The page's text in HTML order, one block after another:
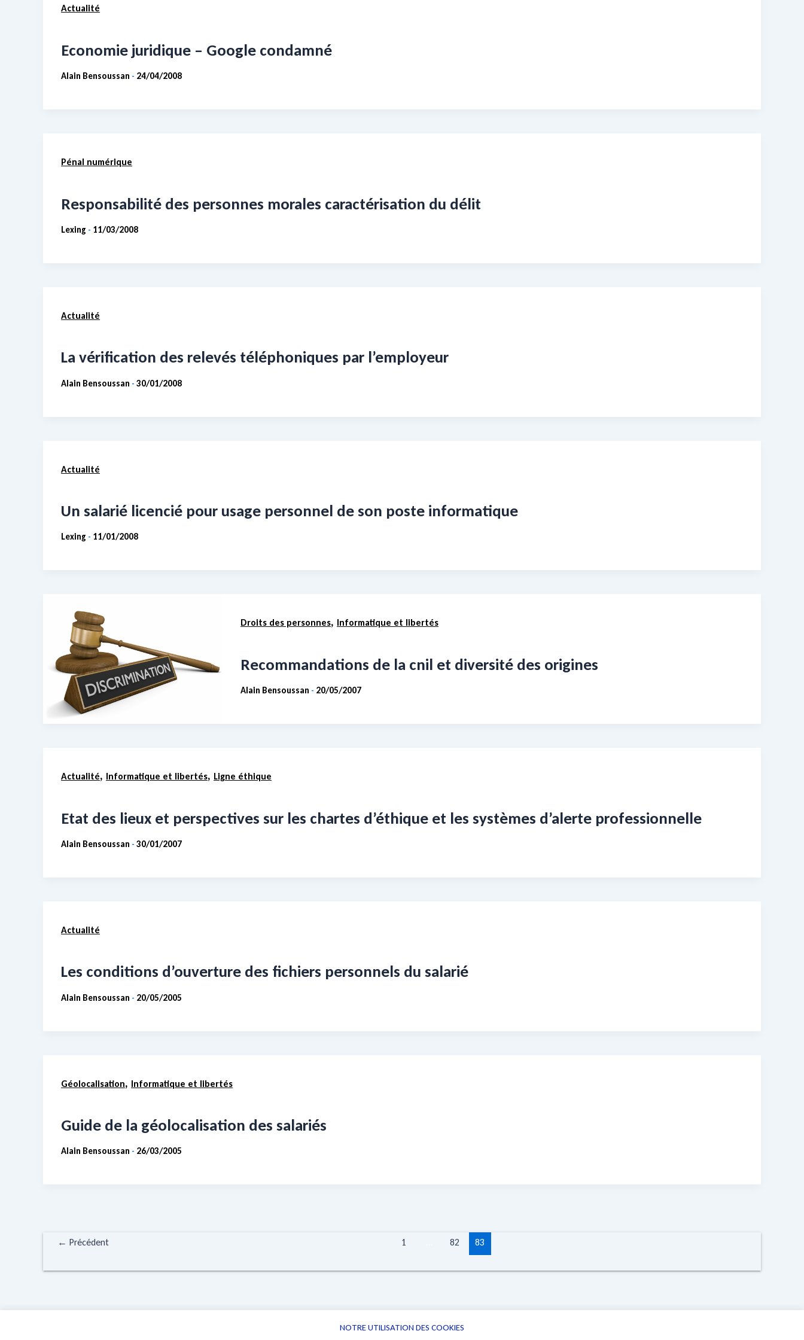
Actualité
Economie juridique – Google condamné
Alain Bensoussan - 24/04/2008
Pénal numérique
Responsabilité des personnes morales caractérisation du délit
Lexing - 11/03/2008
Actualité
La vérification des relevés téléphoniques par l’employeur
Alain Bensoussan - 30/01/2008
Actualité
Un salarié licencié pour usage personnel de son poste informatique
Lexing - 11/01/2008
Droits des personnes, Informatique et libertés
Recommandations de la cnil et diversité des origines
Alain Bensoussan - 20/05/2007
Actualité, Informatique et libertés, Ligne éthique
Etat des lieux et perspectives sur les chartes d’éthique et les systèmes d’alerte professionnelle
Alain Bensoussan - 30/01/2007
Actualité
Les conditions d’ouverture des fichiers personnels du salarié
Alain Bensoussan - 20/05/2005
Géolocalisation, Informatique et libertés
Guide de la géolocalisation des salariés
Alain Bensoussan - 26/03/2005
← Précédent 1 82 83
NOTRE UTILISATION DES COOKIES